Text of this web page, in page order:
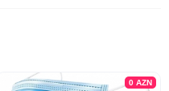
0 AZN